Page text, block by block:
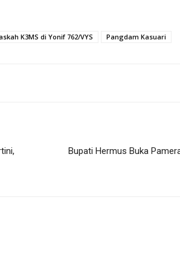
K3MS di Yonif 762/VYS Pangdam Kasuari
Bupati Hermus Buka